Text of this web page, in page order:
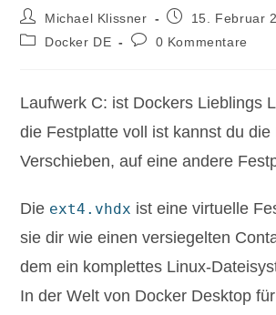
Beitrags-
Autor:
Michael Klissner
Beitrag15. Februar
Beitrags-
Docker DE
Beitrags-
0 Kommentare
Laufwerk C: ist Dockers Lieblings
die Festplatte voll ist kannst du die
Verschieben, auf eine andere
Die ext4.vhdx ist eine virtuelle
sie dir wie einen versiegelten
dem ein komplettes Linux-
In der Welt von Docker Desktop